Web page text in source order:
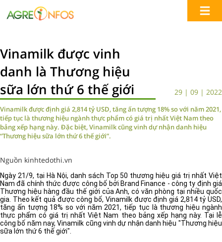
Vinamilk được vinh
danh là Thương hiệu
sữa lớn thứ 6 thế giới
29 | 09 | 2022
Vinamilk được định giá 2,814 tỷ USD, tăng ấn tượng 18% so với năm 2021,
tiếp tục là thương hiệu ngành thực phẩm có giá trị nhất Việt Nam theo
bảng xếp hạng này. Đặc biệt, Vinamilk cũng vinh dự nhận danh hiệu
“Thương hiệu sữa lớn thứ 6 thế giới”.
Nguồn kinhtedothi.vn
Ngày 21/9, tại Hà Nội, danh sách Top 50 thương hiệu giá trị nhất Việt
Nam đã chính thức được công bố bởi Brand Finance - công ty định giá
Thương hiệu hàng đầu thế giới của Anh, có văn phòng tại nhiều quốc
gia. Theo kết quả được công bố, Vinamilk được định giá 2,814 tỷ USD,
tăng ấn tượng 18% so với năm 2021, tiếp tục là thương hiệu ngành
thực phẩm có giá trị nhất Việt Nam theo bảng xếp hạng này. Tại lễ
công bố năm nay, Vinamilk cũng vinh dự nhận danh hiệu "Thương hiệu
sữa lớn thứ 6 thế giới".